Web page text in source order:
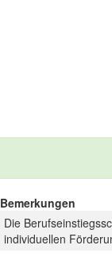
Bemerkungen
Die
individuellen